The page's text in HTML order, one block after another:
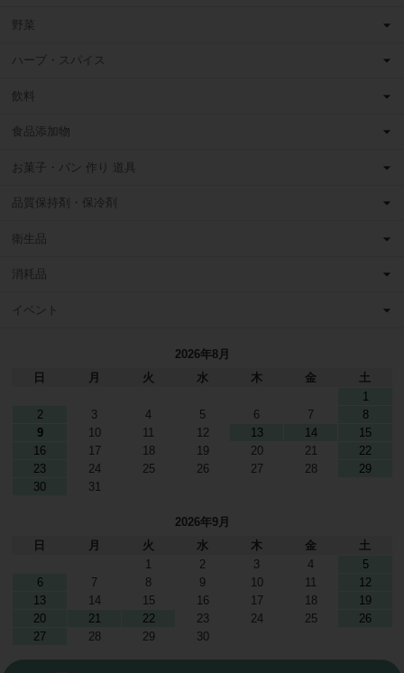
野菜
ハーブ・スパイス
飲料
食品添加物
お菓子・パン 作り 道具
品質保持剤・保冷剤
衛生品
消耗品
イベント
2026年8月
日
月 火 水 木 金
土
1
2
3 4 5 6 7
8
9
10 11 12 13 14
15
16
17 18 19 20 21
22
23
24 25 26 27 28
29
30
31
2026年9月
日
月 火 水 木 金
土
1
2 3 4
5
6
7 8 9 10 11
12
13
14 15 16 17 18
19
20
21 22 23 24 25
26
27
28 29 30